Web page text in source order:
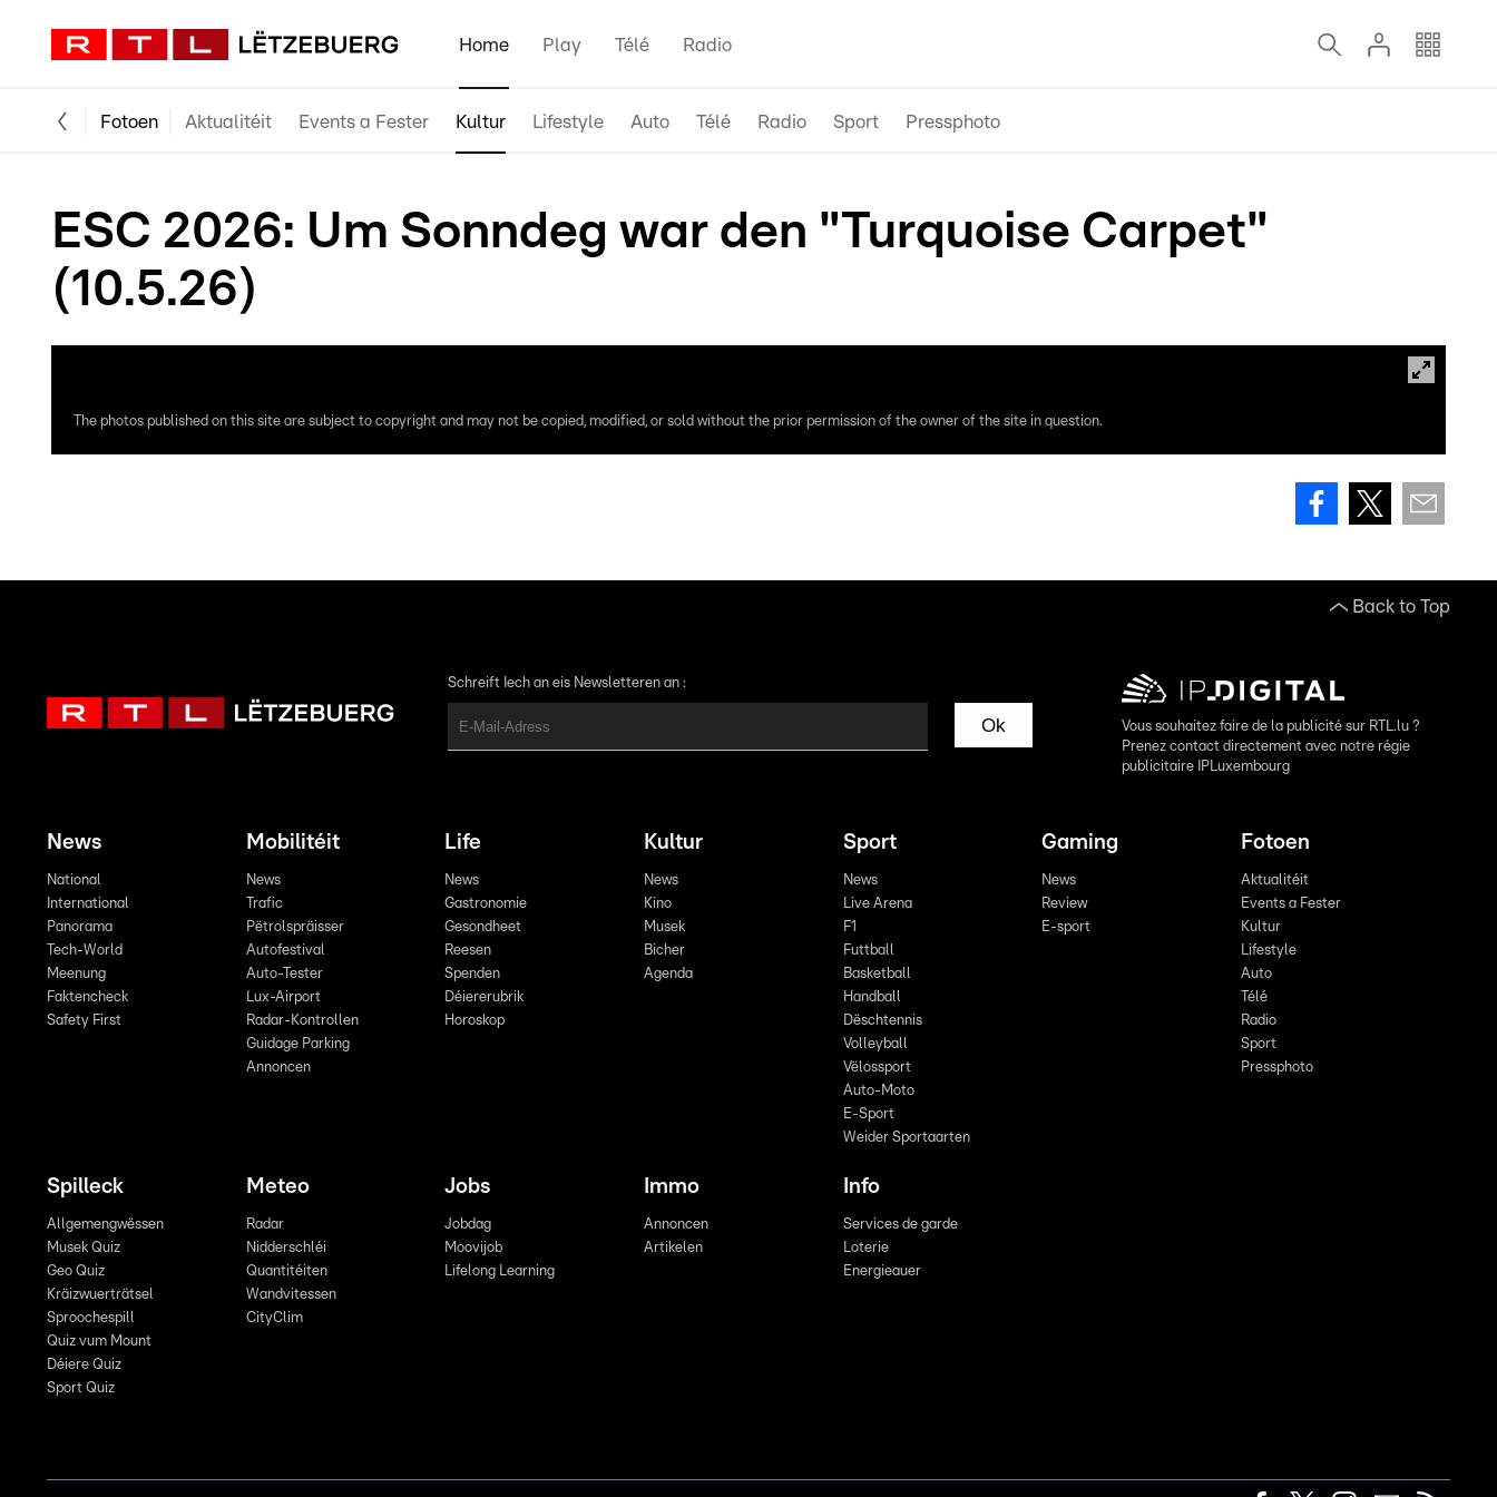
Home Play Télé Radio
Fotoen Aktualitéit Events a Fester Kultur Lifestyle Auto Télé Radio Sport Pressphoto
ESC 2026: Um Sonndeg war den "Turquoise Carpet"
(10.5.26)
The photos published on this site are subject to copyright and may not be copied, modified, or sold without the prior permission of the owner of the site in question.
Back to Top
Schreift Iech an eis Newsletteren an :
Ok
Vous souhaitez faire de la publicité sur RTL.lu ?
Prenez contact directement avec notre régie
publicitaire IPLuxembourg
News
National
International
Panorama
Tech-World
Meenung
Faktencheck
Safety First
Mobilitéit
News
Trafic
Pëtrolspräisser
Autofestival
Auto-Tester
Lux-Airport
Radar-Kontrollen
Guidage Parking
Annoncen
Life
News
Gastronomie
Gesondheet
Reesen
Spenden
Déiererubrik
Horoskop
Kultur
News
Kino
Musek
Bicher
Agenda
Sport
News
Live Arena
F1
Futtball
Basketball
Handball
Dëschtennis
Volleyball
Vëlossport
Auto-Moto
E-Sport
Weider Sportaarten
Gaming
News
Review
E-sport
Fotoen
Aktualitéit
Events a Fester
Kultur
Lifestyle
Auto
Télé
Radio
Sport
Pressphoto
Spilleck
Allgemengwëssen
Musek Quiz
Geo Quiz
Kräizwuerträtsel
Sproochespill
Quiz vum Mount
Déiere Quiz
Sport Quiz
Meteo
Radar
Nidderschléi
Quantitéiten
Wandvitessen
CityClim
Jobs
Jobdag
Moovijob
Lifelong Learning
Immo
Annoncen
Artikelen
Info
Services de garde
Loterie
Energieauer